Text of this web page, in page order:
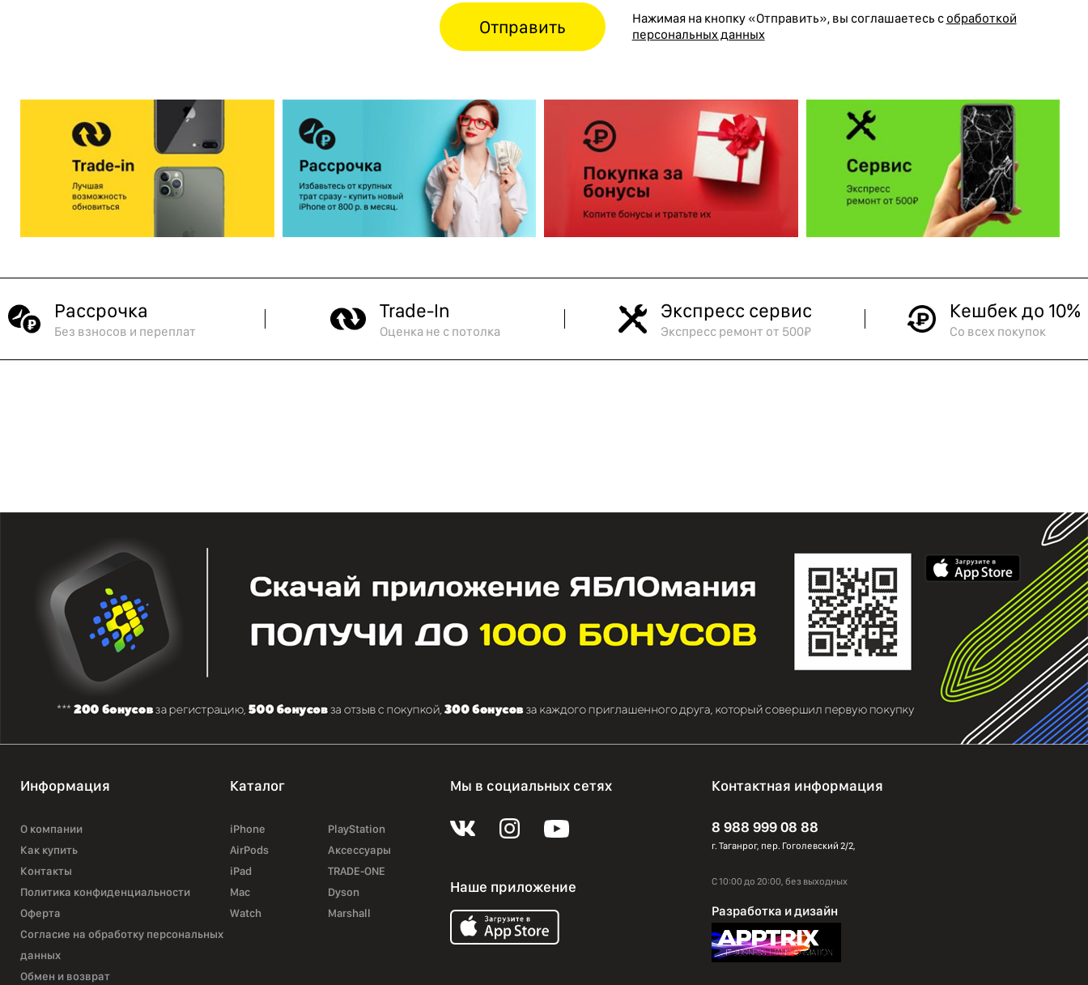
Отправить Нажимая на кнопку «Отправить», вы соглашаетесь с обработкой
персональных данных
Рассрочка
Без взносов и переплат
Trade-In
Оценка не с потолка
Экспресс сервис
Экспресс ремонт от 500₽
Кешбек до 10%
Со всех покупок
Информация
О компании
Как купить
Контакты
Политика конфиденциальности
Оферта
Согласие на обработку персональных
данных
Обмен и возврат
Каталог
iPhone
AirPods
iPad
Mac
Watch
PlayStation
Аксессуары
TRADE-ONE
Dyson
Marshall
Мы в социальных сетях
Наше приложение
Контактная информация
8 988 999 08 88
г. Таганрог, пер. Гоголевский 2/2,
С 10:00 до 20:00, без выходных
Разработка и дизайн